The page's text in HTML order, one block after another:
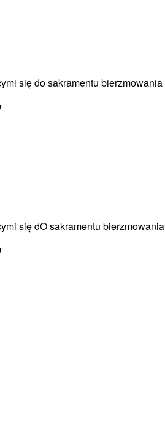
się do sakramentu bierzmowania
się dO sakramentu bierzmowania